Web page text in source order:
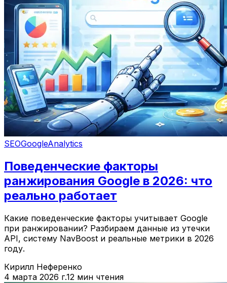
SEOGoogleAnalytics
Поведенческие факторы
ранжирования Google в 2026: что
реально работает
Какие поведенческие факторы учитывает Google
при ранжировании? Разбираем данные из утечки
API, систему NavBoost и реальные метрики в 2026
году.
Кирилл Неференко
4 марта 2026 г.12 мин чтения